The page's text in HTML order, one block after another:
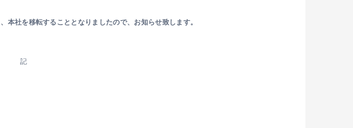
社を移転することとなりましたので、お知らせ致します。
記